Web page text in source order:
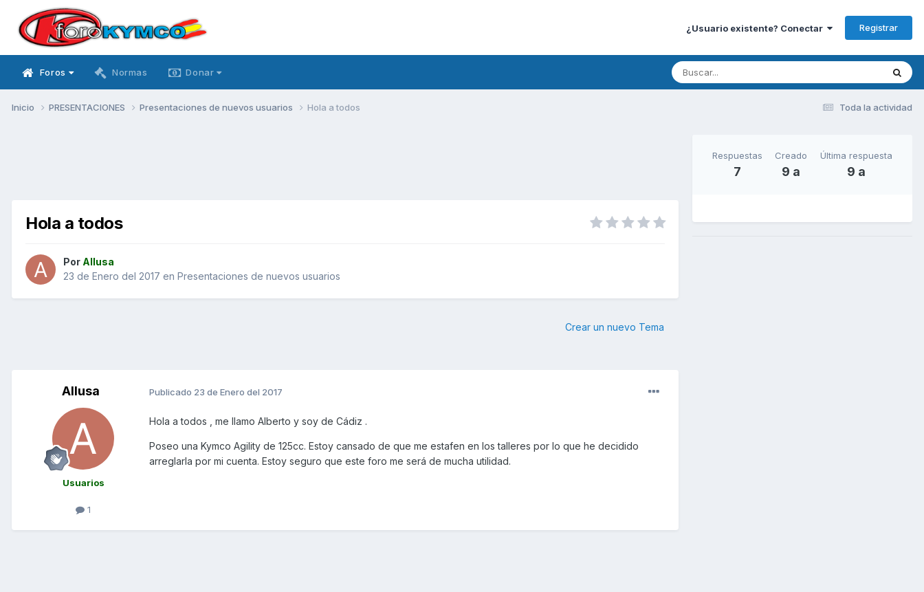
¿Usuario existente? Conectar Registrar
Foros Normas Donar
Toda la actividad
Inicio PRESENTACIONES Presentaciones de nuevos usuarios Hola a todos
Hola a todos
Por Allusa
23 de Enero del 2017 en Presentaciones de nuevos usuarios
Crear un nuevo Tema
Allusa
Usuarios
1
Publicado 23 de Enero del 2017
Hola a todos , me llamo Alberto y soy de Cádiz .
Poseo una Kymco Agility de 125cc. Estoy cansado de que me estafen en los talleres por lo que he decidido
arreglarla por mi cuenta. Estoy seguro que este foro me será de mucha utilidad.
Respuestas
7
Creado
9 a
Última respuesta
9 a